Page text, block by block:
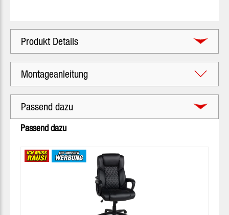
Produkt Details
Montageanleitung
Passend dazu
Produktgalerie überspringen
Passend dazu